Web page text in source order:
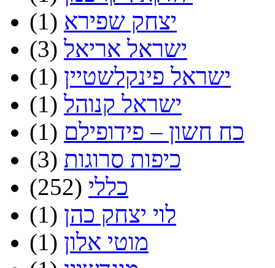
יצחק שפירא (1)
ישראל אריאל (3)
ישראל פינקלשטיין (1)
ישראל קנוהל (1)
כח חשון – פידופילם (1)
כיפות סרוגות (3)
כללי (252)
לוי יצחק כהן (1)
מוטי אלון (1)